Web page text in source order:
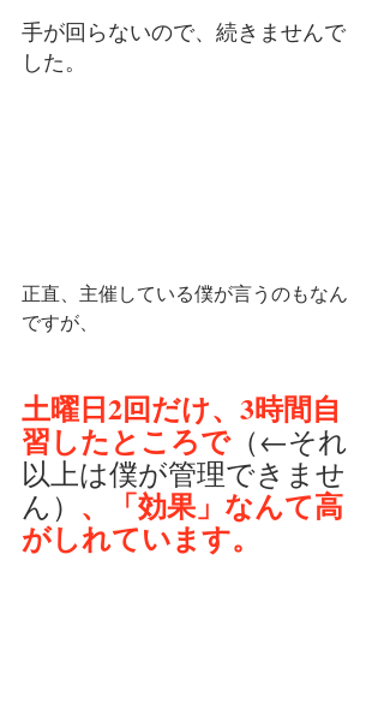
手が回らないので、続きませんで
した。
正直、主催している僕が言うのもなん
ですが、
土曜日2回だけ、3時間自
習したところで（←それ
以上は僕が管理できませ
ん） 、「効果」なんて高
がしれています。